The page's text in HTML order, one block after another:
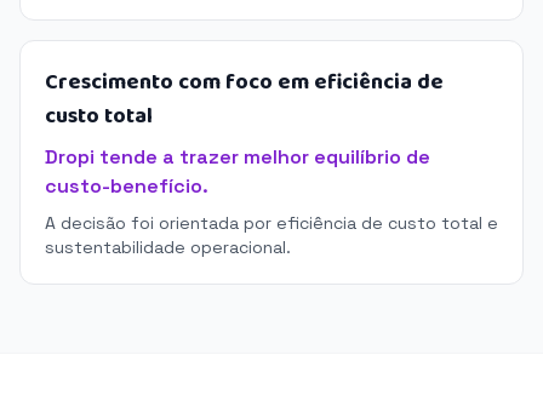
Crescimento com foco em eficiência de
custo total
Dropi tende a trazer melhor equilíbrio de
custo-benefício.
A decisão foi orientada por eficiência de custo total e
sustentabilidade operacional.